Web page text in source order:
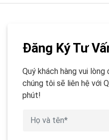
Đăng Ký Tư
Quý khách hàng vui
chúng tôi sẽ liên hệ với
phút!